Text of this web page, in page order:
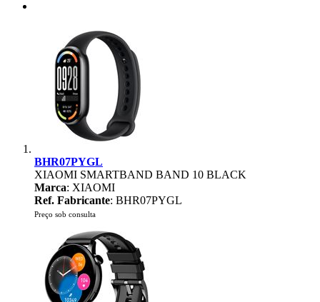
BHR07PYGL
XIAOMI SMARTBAND BAND 10 BLACK
Marca: XIAOMI
Ref. Fabricante: BHR07PYGL
Preço sob consulta